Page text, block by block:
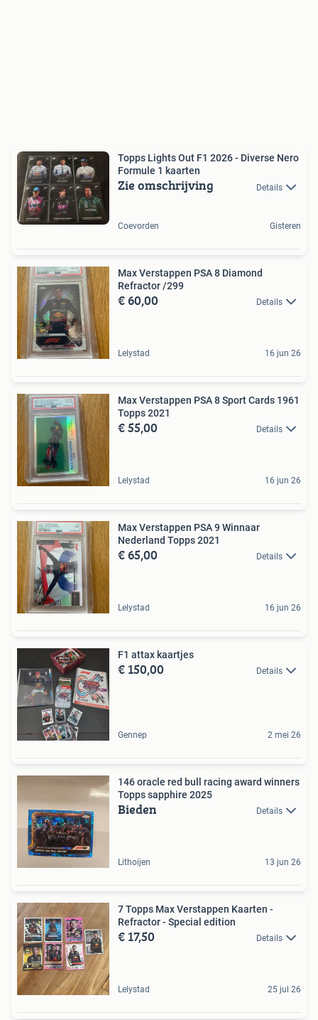
Topps Lights Out F1 2026 - Diverse Nero
Formule 1 kaarten
Zie omschrijving Details
Coevorden Gisteren
Max Verstappen PSA 8 Diamond
Refractor /299
€ 60,00 Details
Lelystad 16 jun 26
Max Verstappen PSA 8 Sport Cards 1961
Topps 2021
€ 55,00 Details
Lelystad 16 jun 26
Max Verstappen PSA 9 Winnaar
Nederland Topps 2021
€ 65,00 Details
Lelystad 16 jun 26
F1 attax kaartjes
€ 150,00 Details
Gennep 2 mei 26
146 oracle red bull racing award winners
Topps sapphire 2025
Bieden Details
Lithoijen 13 jun 26
7 Topps Max Verstappen Kaarten -
Refractor - Special edition
€ 17,50 Details
Lelystad 25 jul 26